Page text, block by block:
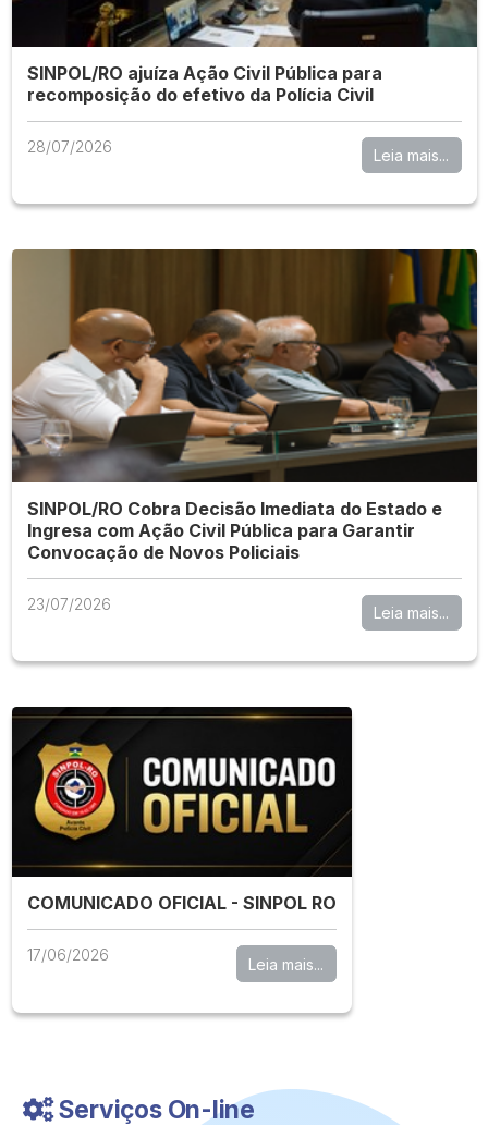
SINPOL/RO ajuíza Ação Civil Pública para
recomposição do efetivo da Polícia Civil
28/07/2026 Leia mais...
SINPOL/RO Cobra Decisão Imediata do Estado e
Ingresa com Ação Civil Pública para Garantir
Convocação de Novos Policiais
23/07/2026 Leia mais...
COMUNICADO OFICIAL - SINPOL RO
17/06/2026 Leia mais...
Serviços On-line